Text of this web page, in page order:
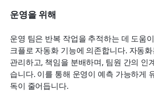
운영을 위해
운영 팀은 반복 작업을 추적하는 데 도움
크플로 자동화 기능에 의존합니다. 자동
관리하고, 책임을 분배하며, 팀원 간의 인
습니다. 이를 통해 운영이 예측 가능하게
독이 줄어듭니다.